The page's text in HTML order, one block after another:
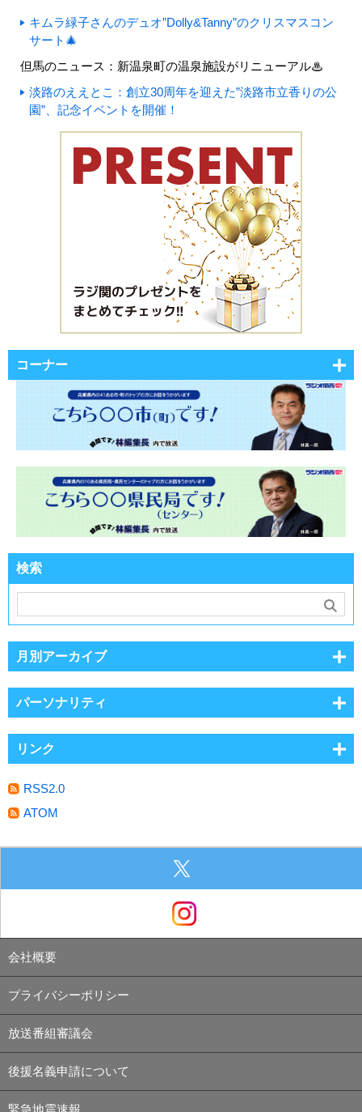
キムラ緑子さんのデュオ”Dolly&Tanny”のクリスマスコン
サート🎄
但馬のニュース：新温泉町の温泉施設がリニューアル♨
淡路のええとこ：創立30周年を迎えた”淡路市立香りの公
園”、記念イベントを開催！
コーナー
検索
月別アーカイブ
パーソナリティ
リンク
RSS2.0
ATOM
会社概要
プライバシーポリシー
放送番組審議会
後援名義申請について
緊急地震速報